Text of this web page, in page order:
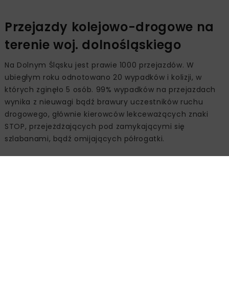
Przejazdy kolejowo-drogowe na
terenie woj. dolnośląskiego
Na Dolnym Śląsku jest prawie 1000 przejazdów. W
ubiegłym roku odnotowano 20 wypadków i kolizji, w
których zginęło 5 osób. 99% wypadków na przejazdach
wynika z nieuwagi bądź brawury uczestników ruchu
drogowego, głównie kierowców lekceważących znaki
STOP, przejeżdżających pod zamykającymi się
szlabanami, bądź omijających półrogatki.